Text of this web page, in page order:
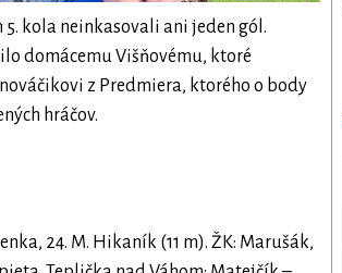
5. kola neinkasovali ani jeden gól.
domácemu Višňovému, ktoré
z Predmiera, ktorého o body
hráčov.
24. M. Hikaník (11 m). ŽK: Marušák,